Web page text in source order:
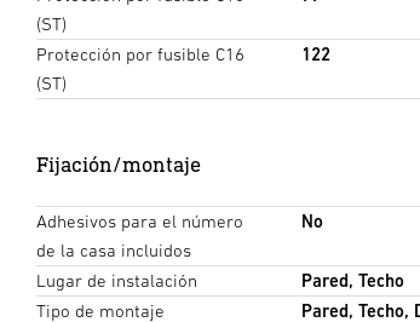
(ST)
Protección por fusible C16
(ST)
122
Fijación/montaje
Adhesivos para el número
de la casa incluidos
No
Lugar de instalación
Pared, Techo
Tipo de montaje
Pared, Techo,